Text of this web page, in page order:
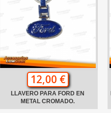
12,00 €
LLAVERO PARA FORD EN
METAL CROMADO.